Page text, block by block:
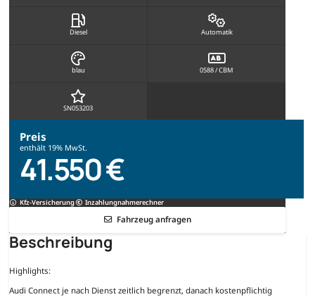
Diesel Automatik
blau 0588 / CBM
SN053203
Preis
enthält 19% MwSt.
41.550 €
Kfz-Versicherung Inzahlungnahmerechner
Fahrzeug anfragen
Beschreibung
Highlights:
Audi Connect je nach Dienst zeitlich begrenzt, danach kostenpflichtig